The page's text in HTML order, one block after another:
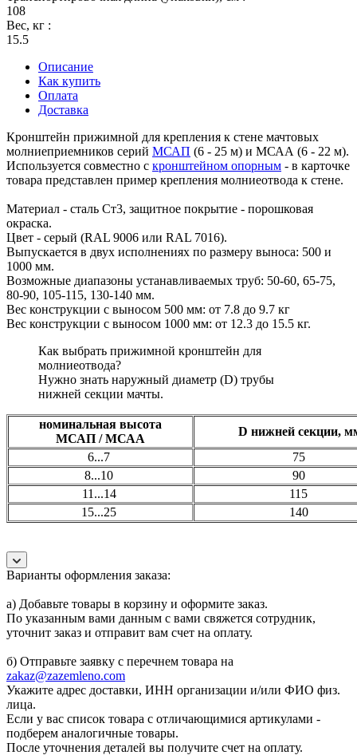
108
Вес, кг :
15.5
Описание
Как купить
Оплата
Доставка
Кронштейн прижимной для крепления к стене мачтовых
молниеприемников серий МСАП (6 - 25 м) и МСАА (6 - 22 м).
Используется совместно с кронштейном опорным - в карточке
товара представлен пример крепления молниеотвода к стене.
Материал - сталь Ст3, защитное покрытие - порошковая
окраска.
Цвет - серый (RAL 9006 или RAL 7016).
Выпускается в двух исполнениях по размеру выноса: 500 и
1000 мм.
Возможные диапазоны устанавливаемых труб: 50-60, 65-75,
80-90, 105-115, 130-140 мм.
Вес конструкции с выносом 500 мм: от 7.8 до 9.7 кг
Вес конструкции с выносом 1000 мм: от 12.3 до 15.5 кг.
Как выбрать прижимной кронштейн для
молниеотвода?
Нужно знать наружный диаметр (D) трубы
нижней секции мачты.
номинальная высота
МСАП / МСАА
D нижней секции,
6...7
75
8...10
90
11...14
115
15...25
140
Варианты оформления заказа:
а) Добавьте товары в корзину и оформите заказ.
По указанным вами данным с вами свяжется сотрудник,
уточнит заказ и отправит вам счет на оплату.
б) Отправьте заявку с перечнем товара на
zakaz@zazemleno.com
Укажите адрес доставки, ИНН организации и/или ФИО физ.
лица.
Если у вас список товара с отличающимися артикулами -
подберем аналогичные товары.
После уточнения деталей вы получите счет на оплату.